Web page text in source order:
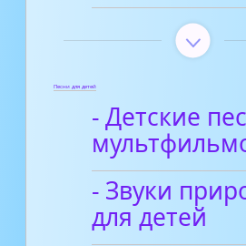
Песни для детей
- Детские
- Звуки
для детей